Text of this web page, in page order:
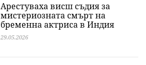
Арестуваха висш съдия за
мистериозната смърт на
бременна актриса в Индия
29.05.2026